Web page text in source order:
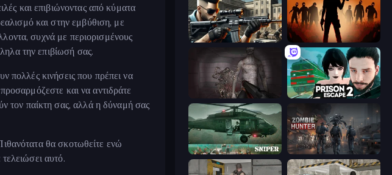
και επιβιώνοντας από κύματα
και στην εμβύθιση, με
συχνά με περιορισμένους
την επιβίωσή σας.
πολλές κινήσεις που πρέπει να
και να αντιδράτε
τον παίκτη σας, αλλά η δύναμή σας
θα σκοτωθείτε ενώ
αυτό.
Sure Shot Deads on the Road
Prison Escape 2
SNIPER Zombie Hunter